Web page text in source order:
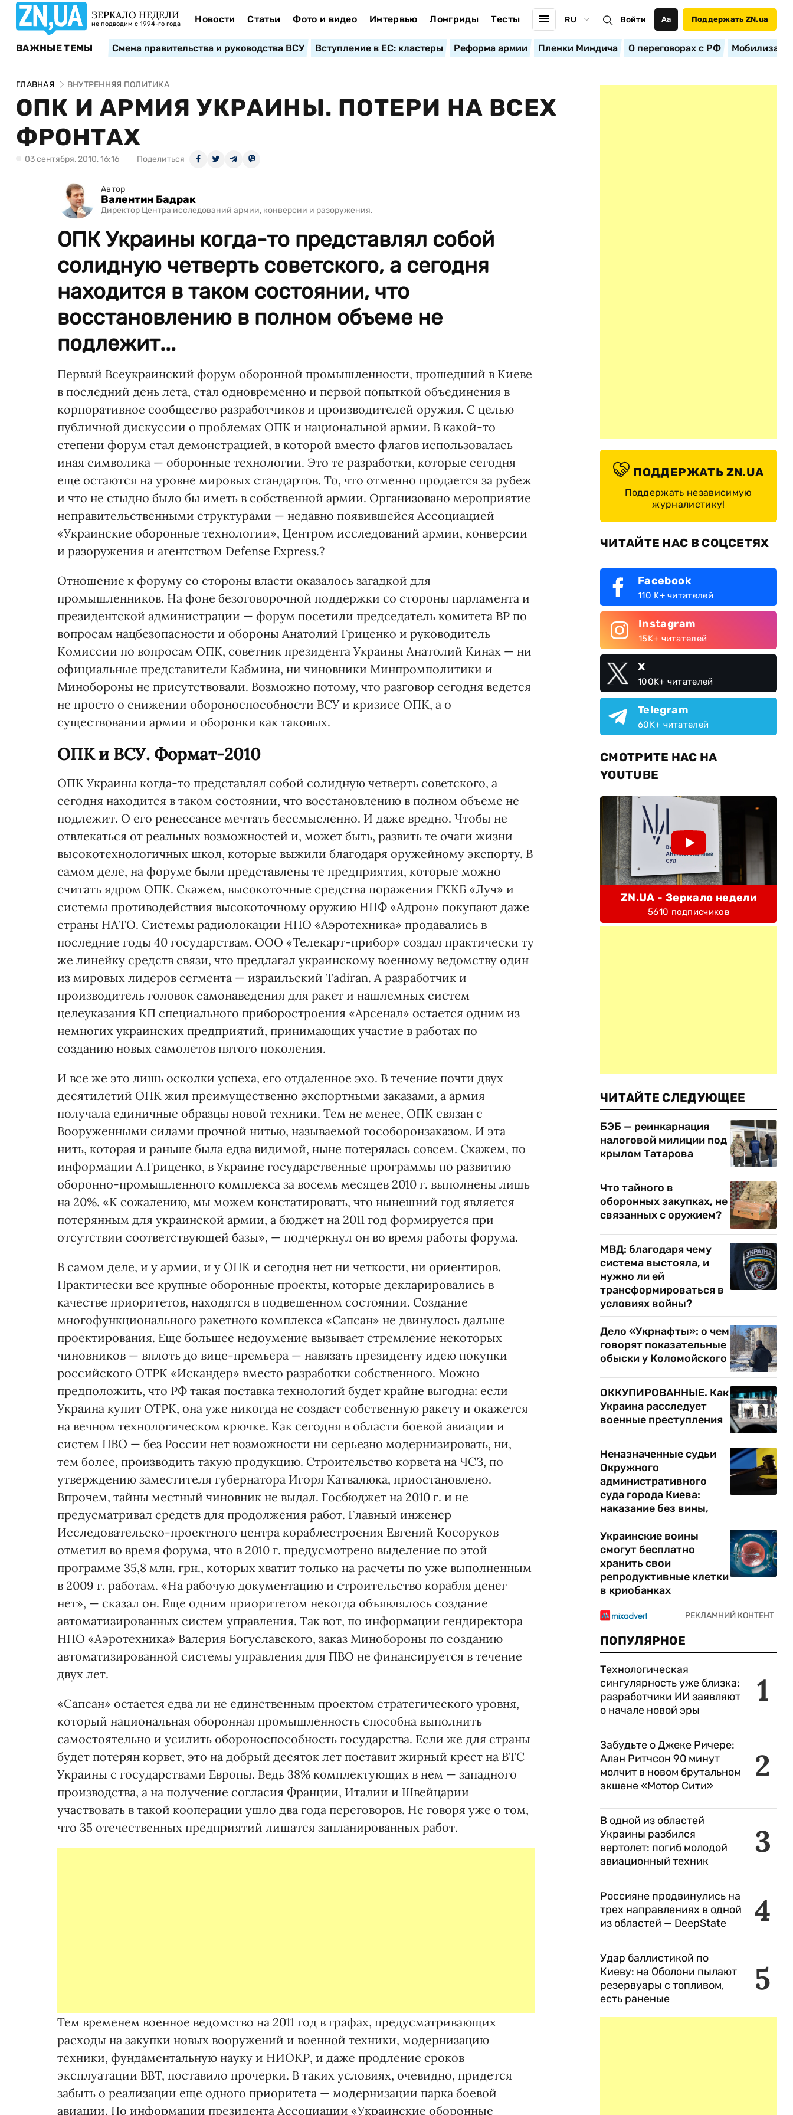
ЗЕРКАЛО НЕДЕЛИ
не подводим с 1994-го года Новости Статьи Фото и видео Интервью Лонгриды Тесты RU Войти Аа Поддержать ZN.ua
ВАЖНЫЕ ТЕМЫ Смена правительства и руководства ВСУ Вступление в ЕС: кластеры Реформа армии Пленки Миндича О переговорах с РФ
ГЛАВНАЯ ВНУТРЕННЯЯ ПОЛИТИКА
ОПК И АРМИЯ УКРАИНЫ. ПОТЕРИ НА ВСЕХ
ФРОНТАХ
03 сентября, 2010, 16:16 Поделиться
Автор
Валентин Бадрак
Директор Центра исследований армии, конверсии и разоружения.
ОПК Украины когда-то представлял собой
солидную четверть советского, а сегодня
находится в таком состоянии, что
восстановлению в полном объеме не
подлежит...
Первый Всеукраинский форум оборонной промышленности, прошедший в Киеве
в последний день лета, стал одновременно и первой попыткой объединения в
корпоративное сообщество разработчиков и производителей оружия. С целью
публичной дискуссии о проблемах ОПК и национальной армии. В какой-то
степени форум стал демонстрацией, в которой вместо флагов использовалась
иная символика — оборонные технологии. Это те разработки, которые сегодня
еще остаются на уровне мировых стандартов. То, что отменно продается за рубеж
и что не стыдно было бы иметь в собственной армии. Организовано мероприятие
неправительственными структурами — недавно появившейся Ассоциацией
«Украинские оборонные технологии», Центром исследований армии, конверсии
и разоружения и агентством Defense Express.?
Отношение к форуму со стороны власти оказалось загадкой для
промышленников. На фоне безоговорочной поддержки со стороны парламента и
президентской администрации — форум посетили председатель комитета ВР по
вопросам нацбезопасности и обороны Анатолий Гриценко и руководитель
Комиссии по вопросам ОПК, советник президента Украины Анатолий Кинах — ни
официальные представители Кабмина, ни чиновники Минпромполитики и
Минобороны не присутствовали. Возможно потому, что разговор сегодня ведется
не просто о снижении обороноспособности ВСУ и кризисе ОПК, а о
существовании армии и оборонки как таковых.
ОПК и ВСУ. Формат-2010
ОПК Украины когда-то представлял собой солидную четверть советского, а
сегодня находится в таком состоянии, что восстановлению в полном объеме не
подлежит. О его ренессансе мечтать бессмысленно. И даже вредно. Чтобы не
отвлекаться от реальных возможностей и, может быть, развить те очаги жизни
высокотехнологичных школ, которые выжили благодаря оружейному экспорту. В
самом деле, на форуме были представлены те предприятия, которые можно
считать ядром ОПК. Скажем, высокоточные средства поражения ГККБ «Луч» и
системы противодействия высокоточному оружию НПФ «Адрон» покупают даже
страны НАТО. Системы радиолокации НПО «Аэротехника» продавались в
последние годы 40 государствам. ООО «Телекарт-прибор» создал практически ту
же линейку средств связи, что предлагал украинскому военному ведомству один
из мировых лидеров сегмента — израильский Tadiran. А разработчик и
производитель головок самонаведения для ракет и нашлемных систем
целеуказания КП специального приборостроения «Арсенал» остается одним из
немногих украинских предприятий, принимающих участие в работах по
созданию новых самолетов пятого поколения.
И все же это лишь осколки успеха, его отдаленное эхо. В течение почти двух
десятилетий ОПК жил преимущественно экспортными заказами, а армия
получала единичные образцы новой техники. Тем не менее, ОПК связан с
Вооруженными силами прочной нитью, называемой гособоронзаказом. И эта
нить, которая и раньше была едва видимой, ныне потерялась совсем. Скажем, по
информации А.Гриценко, в Украине государственные программы по развитию
оборонно-промышленного комплекса за восемь месяцев 2010 г. выполнены лишь
на 20%. «К сожалению, мы можем констатировать, что нынешний год является
потерянным для украинской армии, а бюджет на 2011 год формируется при
отсутствии соответствующей базы», — подчеркнул он во время работы форума.
В самом деле, и у армии, и у ОПК и сегодня нет ни четкости, ни ориентиров.
Практически все крупные оборонные проекты, которые декларировались в
качестве приоритетов, находятся в подвешенном состоянии. Создание
многофункционального ракетного комплекса «Сапсан» не двинулось дальше
проектирования. Еще большее недоумение вызывает стремление некоторых
чиновников — вплоть до вице-премьера — навязать президенту идею покупки
российского ОТРК «Искандер» вместо разработки собственного. Можно
предположить, что РФ такая поставка технологий будет крайне выгодна: если
Украина купит ОТРК, она уже никогда не создаст собственную ракету и окажется
на вечном технологическом крючке. Как сегодня в области боевой авиации и
систем ПВО — без России нет возможности ни серьезно модернизировать, ни,
тем более, производить такую продукцию. Строительство корвета на ЧСЗ, по
утверждению заместителя губернатора Игоря Катвалюка, приостановлено.
Впрочем, тайны местный чиновник не выдал. Госбюджет на 2010 г. и не
предусматривал средств для продолжения работ. Главный инженер
Исследовательско-проектного центра кораблестроения Евгений Косоруков
отметил во время форума, что в 2010 г. предусмотрено выделение по этой
программе 35,8 млн. грн., которых хватит только на расчеты по уже выполненным
в 2009 г. работам. «На рабочую документацию и строительство корабля денег
нет», — сказал он. Еще одним приоритетом некогда объявлялось создание
автоматизированных систем управления. Так вот, по информации гендиректора
НПО «Аэротехника» Валерия Богуславского, заказ Минобороны по созданию
автоматизированной системы управления для ПВО не финансируется в течение
двух лет.
«Сапсан» остается едва ли не единственным проектом стратегического уровня,
который национальная оборонная промышленность способна выполнить
самостоятельно и усилить обороноспособность государства. Если же для страны
будет потерян корвет, это на добрый десяток лет поставит жирный крест на ВТС
Украины с государствами Европы. Ведь 38% комплектующих в нем — западного
производства, а на получение согласия Франции, Италии и Швейцарии
участвовать в такой кооперации ушло два года переговоров. Не говоря уже о том,
что 35 отечественных предприятий лишатся запланированных работ.
Тем временем военное ведомство на 2011 год в графах, предусматривающих
расходы на закупки новых вооружений и военной техники, модернизацию
техники, фундаментальную науку и НИОКР, и даже продление сроков
эксплуатации ВВТ, поставило прочерки. В таких условиях, очевидно, придется
забыть о реализации еще одного приоритета — модернизации парка боевой
авиации. По информации президента Ассоциации «Украинские оборонные
ПОДДЕРЖАТЬ ZN.UA
Поддержать независимую
журналистику!
ЧИТАЙТЕ НАС В СОЦСЕТЯХ
Facebook
110 K+ читателей
Instagram
15K+ читателей
X
100K+ читателей
Telegram
60K+ читателей
СМОТРИТЕ НАС НА
YOUTUBE
ZN.UA - Зеркало недели
5610 подписчиков
ЧИТАЙТЕ СЛЕДУЮЩЕЕ
БЭБ — реинкарнация
налоговой милиции под
крылом Татарова
Что тайного в
оборонных закупках, не
связанных с оружием?
МВД: благодаря чему
система выстояла, и
нужно ли ей
трансформироваться в
условиях войны?
Дело «Укрнафты»: о чем
говорят показательные
обыски у Коломойского
ОККУПИРОВАННЫЕ. Как
Украина расследует
военные преступления
Неназначенные судьи
Окружного
административного
суда города Киева:
наказание без вины,
Украинские воины
смогут бесплатно
хранить свои
репродуктивные клетки
в криобанках
ПОПУЛЯРНОЕ
1
Технологическая
сингулярность уже близка:
разработчики ИИ заявляют
о начале новой эры
2
Забудьте о Джеке Ричере:
Алан Ритчсон 90 минут
молчит в новом брутальном
экшене «Мотор Сити»
3
В одной из областей
Украины разбился
вертолет: погиб молодой
авиационный техник
4
Россияне продвинулись на
трех направлениях в одной
из областей — DeepState
5
Удар баллистикой по
Киеву: на Оболони пылают
резервуары с топливом,
есть раненые